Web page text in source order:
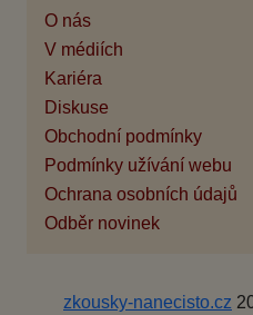
O nás
V médiích
Kariéra
Diskuse
Obchodní podmínky
Podmínky užívání webu
Ochrana osobních údajů
Odběr novinek
zkousky-nanecisto.cz